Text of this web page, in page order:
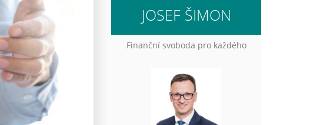
JOSEF ŠIMON
Finanční svoboda pro každého